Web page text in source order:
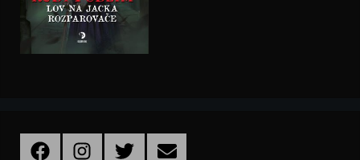
FacebookInstagramTwitter Email